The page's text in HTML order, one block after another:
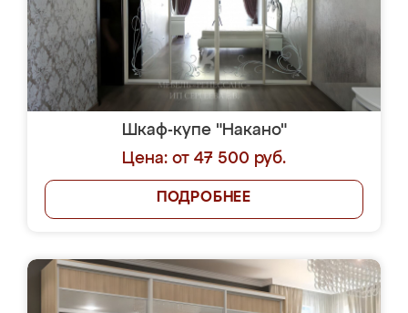
Шкаф-купе "Накано"
Цена: от 47 500 руб.
ПОДРОБНЕЕ